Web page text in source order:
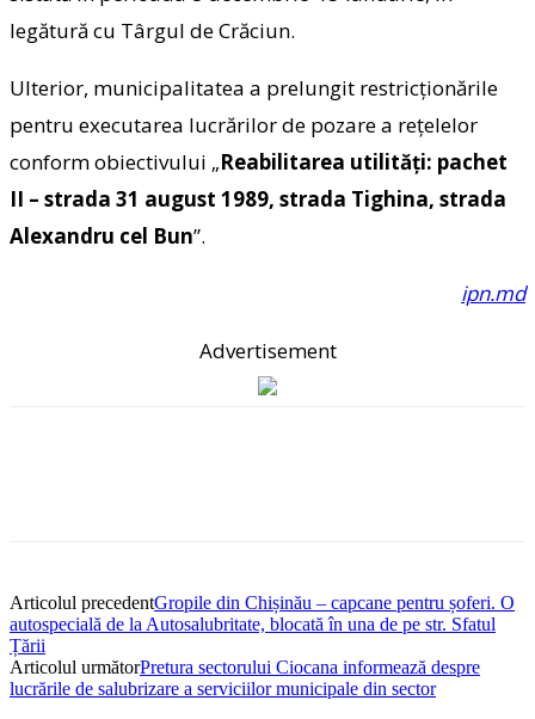
legătură cu Târgul de Crăciun.
Ulterior, municipalitatea a prelungit restricţionările
pentru executarea lucrărilor de pozare a reţelelor
conform obiectivului „Reabilitarea utilităţi: pachet
II – strada 31 august 1989, strada Tighina, strada
Alexandru cel Bun”.
ipn.md
Advertisement
Articolul precedentGropile din Chișinău – capcane pentru șoferi. O
autospecială de la Autosalubritate, blocată în una de pe str. Sfatul
Țării
Articolul următorPretura sectorului Ciocana informează despre
lucrările de salubrizare a serviciilor municipale din sector